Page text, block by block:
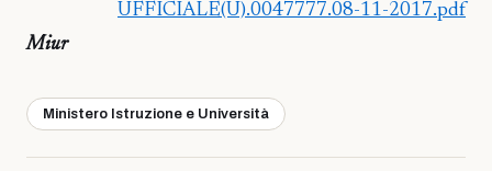
UFFICIALE(U).0047777.08-11-2017.pdf
Miur
Ministero Istruzione e Università